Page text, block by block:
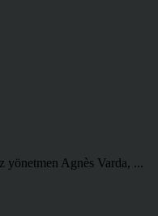
yönetmen Agnès Varda, ...